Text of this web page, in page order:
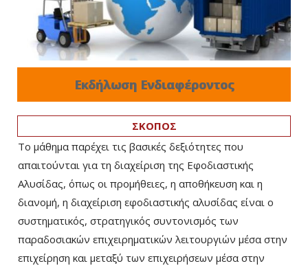
Εκδήλωση Ενδιαφέροντος
ΣΚΟΠΟΣ
Το μάθημα παρέχει τις βασικές δεξιότητες που
απαιτούνται για τη διαχείριση της Εφοδιαστικής
Αλυσίδας, όπως οι προμήθειες, η αποθήκευση και η
διανομή, η διαχείριση εφοδιαστικής αλυσίδας είναι ο
συστηματικός, στρατηγικός συντονισμός των
παραδοσιακών επιχειρηματικών λειτουργιών μέσα στην
επιχείρηση και μεταξύ των επιχειρήσεων μέσα στην